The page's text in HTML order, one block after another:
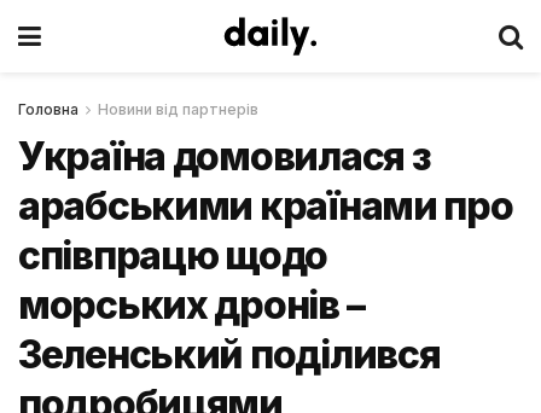
Головна Новини від партнерів
Україна домовилася з
арабськими країнами про
співпрацю щодо
морських дронів –
Зеленський поділився